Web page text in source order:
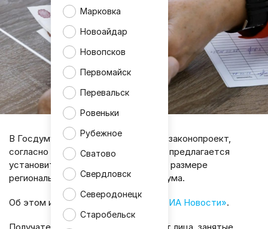
Марковка
Новоайдар
Новопсков
Первомайск
Перевальск
Ровеньки
Рубежное
Сватово
Свердловск
Северодонецк
Старобельск
В Госдуму внесён на рассмотрение законопроект,
согласно которому для домохозяек предлагается
установить ежемесячную выплату в размере
регионального прожиточного минимума.
Об этом информирует агентство «РИА Новости».
Получателями такой выплаты станут лица, занятые